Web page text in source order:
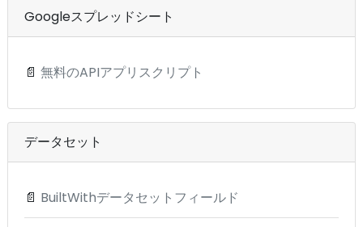
Googleスプレッドシート
📄 無料のAPIアプリスクリプト
データセット
📄 BuiltWithデータセットフィールド